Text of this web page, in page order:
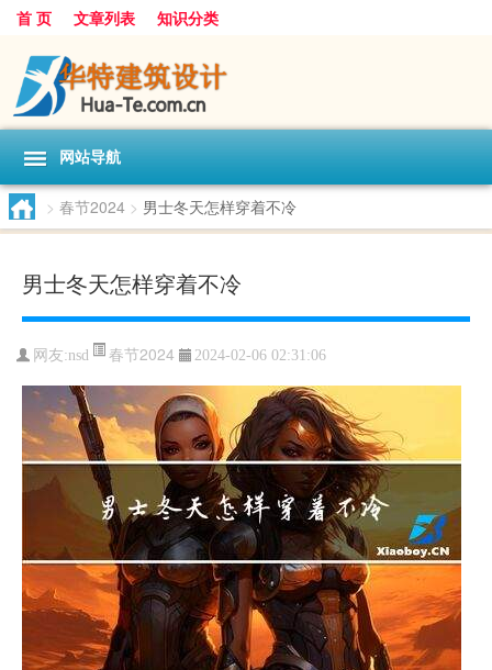
首 页 文章列表 知识分类
网站导航
> 春节2024 > 男士冬天怎样穿着不冷
男士冬天怎样穿着不冷
网友:nsd 春节2024 2024-02-06 02:31:06